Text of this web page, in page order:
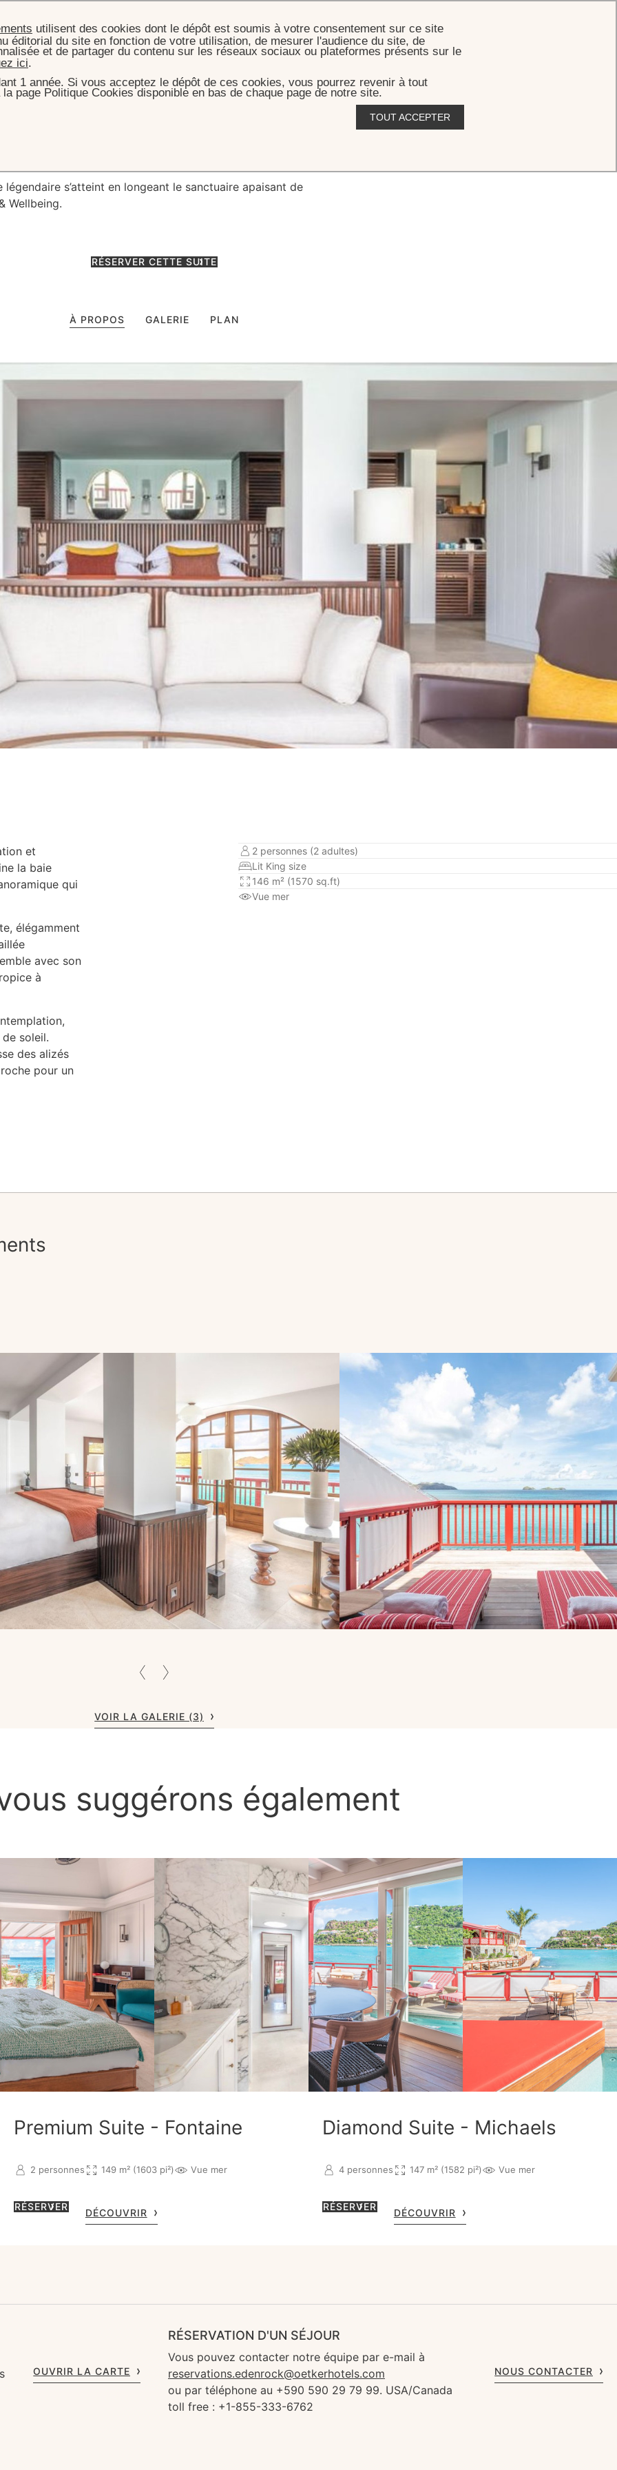
s’atteint en longeant le sanctuaire apaisant de
Wellbeing.
RÉSERVER CETTE SUITE
À PROPOS GALERIE PLAN
et
la baie
qui
élégamment
avec son
à
soleil.
des alizés
pour un
2 personnes (2 adultes)
Lit King size
146 m² (1570 sq.ft)
Vue mer
VOIR LA GALERIE (3)
suggérons également
Premium Suite - Fontaine
2 personnes 149 m² (1603 pi²) Vue mer
RÉSERVER
DÉCOUVRIR
Diamond Suite - Michaels
4 personnes 147 m² (1582 pi²) Vue mer
RÉSERVER
DÉCOUVRIR
OUVRIR LA CARTE
RÉSERVATION D'UN SÉJOUR
Vous pouvez contacter notre équipe par e-mail à
reservations.edenrock@oetkerhotels.com
ou par téléphone au +590 590 29 79 99. USA/Canada
toll free : +1-855-333-6762
NOUS CONTACTER
utilisent des cookies dont le dépôt est soumis à votre consentement sur ce site
éditorial du site en fonction de votre utilisation, de mesurer l'audience du site, de
et de partager du contenu sur les réseaux sociaux ou plateformes présents sur le
ici.
1 année. Si vous acceptez le dépôt de ces cookies, vous pourrez revenir à tout
page Politique Cookies disponible en bas de chaque page de notre site.
TOUT ACCEPTER